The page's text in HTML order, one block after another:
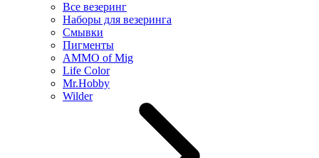
Все везеринг
Наборы для везеринга
Смывки
Пигменты
AMMO of Mig
Life Color
Mr.Hobby
Wilder